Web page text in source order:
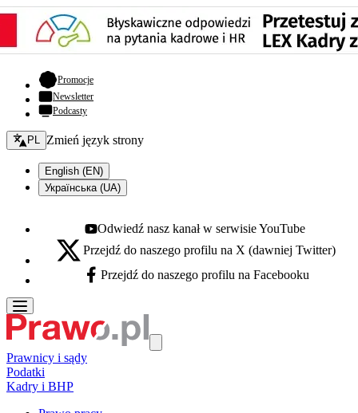
Promocje- otwiera się w nowej karcie
Newsletter
Podcasty
Zmień język - bieżący:
PL Zmień język strony
English (EN)
Українська (UA)
Youtube - otwiera się w nowej karcie
Odwiedź nasz kanał w serwisie YouTube
X - otwiera się w nowej karcie
Przejdź do naszego profilu na X (dawniej Twitter)
Facebook - otwiera się w nowej karcie
Przejdź do naszego profilu na Facebooku
Prawnicy i sądy
Podatki
Kadry i BHP